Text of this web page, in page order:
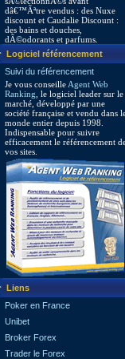
dâ€™Ãªtre vendus : des Nuxe
discount et Caudalie Discount :
des bains et douches,
dÃ©odorants et parfums.
Logiciel référencement
Suivi du référencement
Je vous conseille Agent Web
Ranking , le logiciel leader sur le
marché, développé par une
société française et vendu dans
monde entier depuis 1998.
Indispensable pour suivre
efficacement le référencement
vos sites.
Liens
Poker en France
Unibet
Broker Forex
Trader le Forex